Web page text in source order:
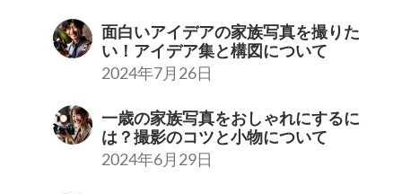
面白いアイデアの家族写真を撮りた
い！アイデア集と構図について
2024年7月26日
一歳の家族写真をおしゃれにするに
は？撮影のコツと小物について
2024年6月29日